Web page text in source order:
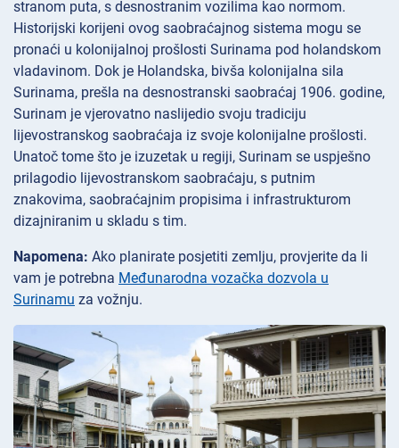
stranom puta, s desnostranim vozilima kao normom.
Historijski korijeni ovog saobraćajnog sistema mogu se
pronaći u kolonijalnoj prošlosti Surinama pod holandskom
vladavinom. Dok je Holandska, bivša kolonijalna sila
Surinama, prešla na desnostranski saobraćaj 1906. godine,
Surinam je vjerovatno naslijedio svoju tradiciju
lijevostranskog saobraćaja iz svoje kolonijalne prošlosti.
Unatoč tome što je izuzetak u regiji, Surinam se uspješno
prilagodio lijevostranskom saobraćaju, s putnim
znakovima, saobraćajnim propisima i infrastrukturom
dizajniranim u skladu s tim.
Napomena: Ako planirate posjetiti zemlju, provjerite da li
vam je potrebna Međunarodna vozačka dozvola u
Surinamu za vožnju.